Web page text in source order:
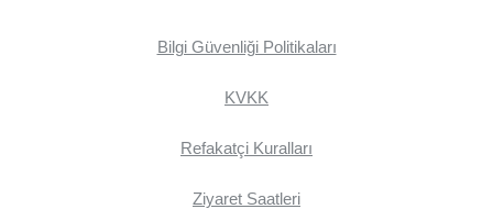
Bilgi Güvenliği Politikaları
KVKK
Refakatçi Kuralları
Ziyaret Saatleri